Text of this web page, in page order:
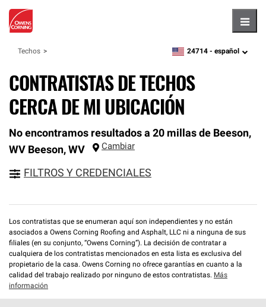
Techos zipcode,language
24714 - español
CONTRATISTAS DE TECHOS
CERCA DE MI UBICACIÓN
No encontramos resultados a 20 millas de Beeson,
WV Beeson, WV Cambiar
FILTROS Y CREDENCIALES
Los contratistas que se enumeran aquí son independientes y no están
asociados a Owens Corning Roofing and Asphalt, LLC ni a ninguna de sus
filiales (en su conjunto, “Owens Corning”). La decisión de contratar a
cualquiera de los contratistas mencionados en esta lista es exclusiva del
propietario de la casa. Owens Corning no ofrece garantías en cuanto a la
calidad del trabajo realizado por ninguno de estos contratistas. Más
información